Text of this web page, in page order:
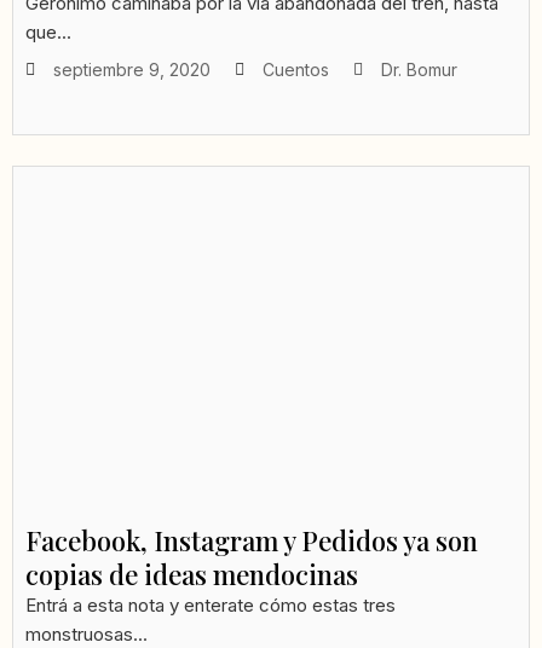
que...
septiembre 9, 2020 Cuentos Dr. Bomur
Facebook, Instagram y Pedidos ya son
copias de ideas mendocinas
Entrá a esta nota y enterate cómo estas tres
monstruosas...